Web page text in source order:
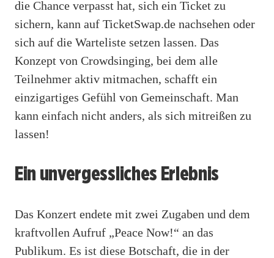
die Chance verpasst hat, sich ein Ticket zu
sichern, kann auf TicketSwap.de nachsehen oder
sich auf die Warteliste setzen lassen. Das
Konzept von Crowdsinging, bei dem alle
Teilnehmer aktiv mitmachen, schafft ein
einzigartiges Gefühl von Gemeinschaft. Man
kann einfach nicht anders, als sich mitreißen zu
lassen!
Ein unvergessliches Erlebnis
Das Konzert endete mit zwei Zugaben und dem
kraftvollen Aufruf „Peace Now!“ an das
Publikum. Es ist diese Botschaft, die in der